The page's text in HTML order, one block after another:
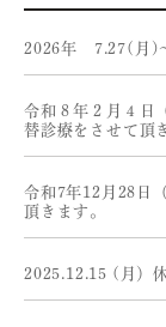
2026年 7.27(月)
令和８年２月４日
替診療をさせて頂
令和7年12月28日
頂きます。
2025.12.15 (月）